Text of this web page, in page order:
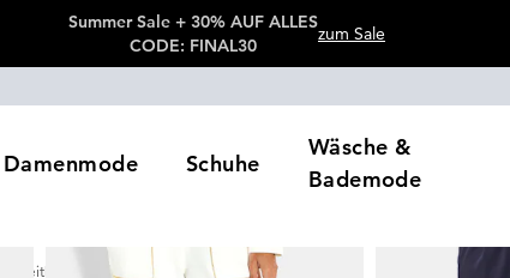
Summer Sale + 30% AUF ALLES
CODE: FINAL30
zum Sale
Damenmode Schuhe
Wäsche &
Bademode
Freizeithosen